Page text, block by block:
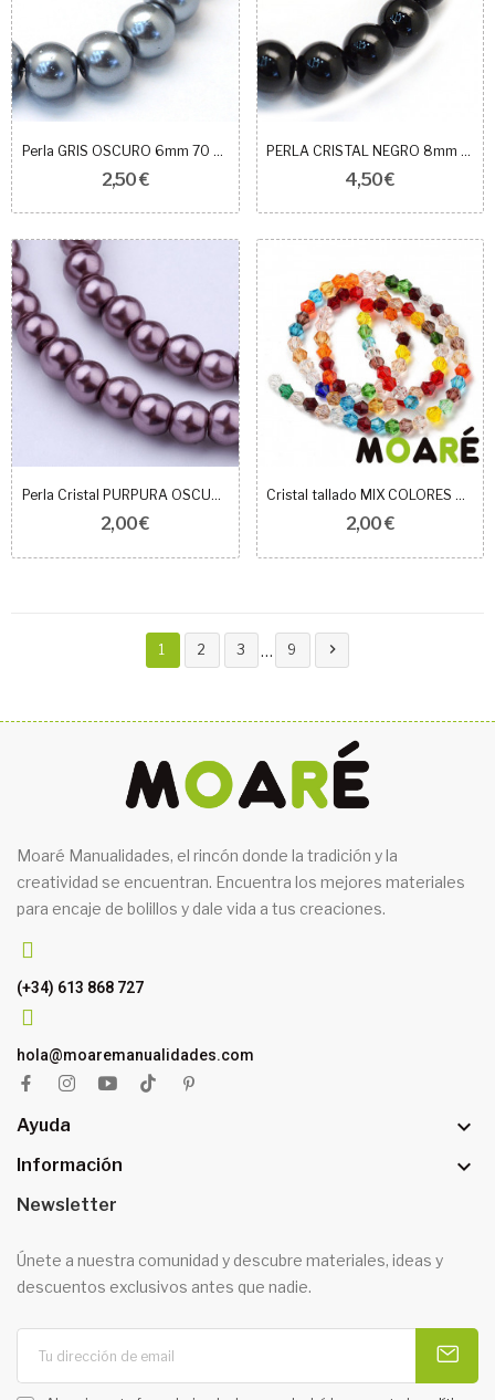
Perla GRIS OSCURO 6mm 70 unidades
2,50 €
PERLA CRISTAL NEGRO 8mm 50unidades
4,50 €
Perla Cristal PURPURA OSCURO 4mm 100 unidades
2,00 €
Cristal tallado MIX COLORES 4mm 100 unidades
2,00 €
1 2 3 … 9 
Moaré Manualidades, el rincón donde la tradición y la
creatividad se encuentran. Encuentra los mejores materiales
para encaje de bolillos y dale vida a tus creaciones.
(+34) 613 868 727
hola@moaremanualidades.com
Ayuda 
Información 
Newsletter
Únete a nuestra comunidad y descubre materiales, ideas y
descuentos exclusivos antes que nadie.